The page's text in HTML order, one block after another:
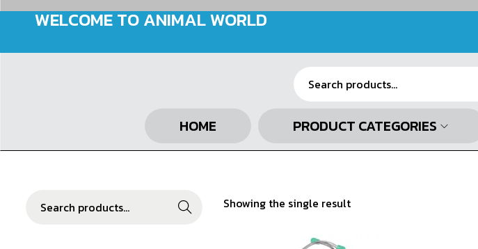
WELCOME TO ANIMAL WORLD
HOME PRODUCT CATEGORIES
Showing the single result
Search